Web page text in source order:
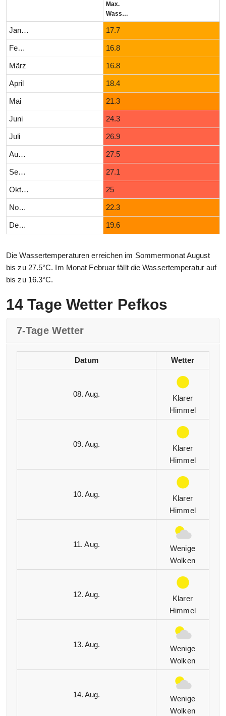
Max.
Wassertemperatur (°C)
Januar 17.7
Februar 16.8
März 16.8
April 18.4
Mai 21.3
Juni 24.3
Juli 26.9
August 27.5
September 27.1
Oktober 25
November 22.3
Dezember 19.6
Die Wassertemperaturen erreichen im Sommermonat August
bis zu 27.5°C. Im Monat Februar fällt die Wassertemperatur auf
bis zu 16.3°C.
14 Tage Wetter Pefkos
7-Tage Wetter
Datum Wetter
08. Aug.
Klarer
Himmel
09. Aug.
Klarer
Himmel
10. Aug.
Klarer
Himmel
11. Aug.
Wenige
Wolken
12. Aug.
Klarer
Himmel
13. Aug.
Wenige
Wolken
14. Aug.
Wenige
Wolken